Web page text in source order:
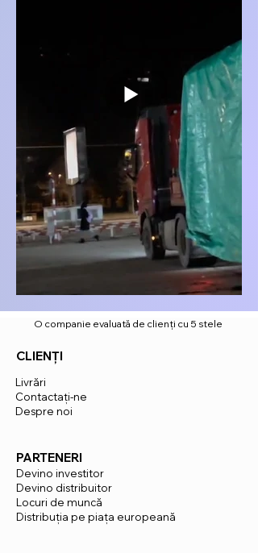
O companie evaluată de clienți cu 5 stele
CLIENȚI
Livrări
Contactaţi-ne
Despre noi
PARTENERI
Devino investitor
Devino distribuitor
Locuri de muncă
Distribuția pe piața europeană